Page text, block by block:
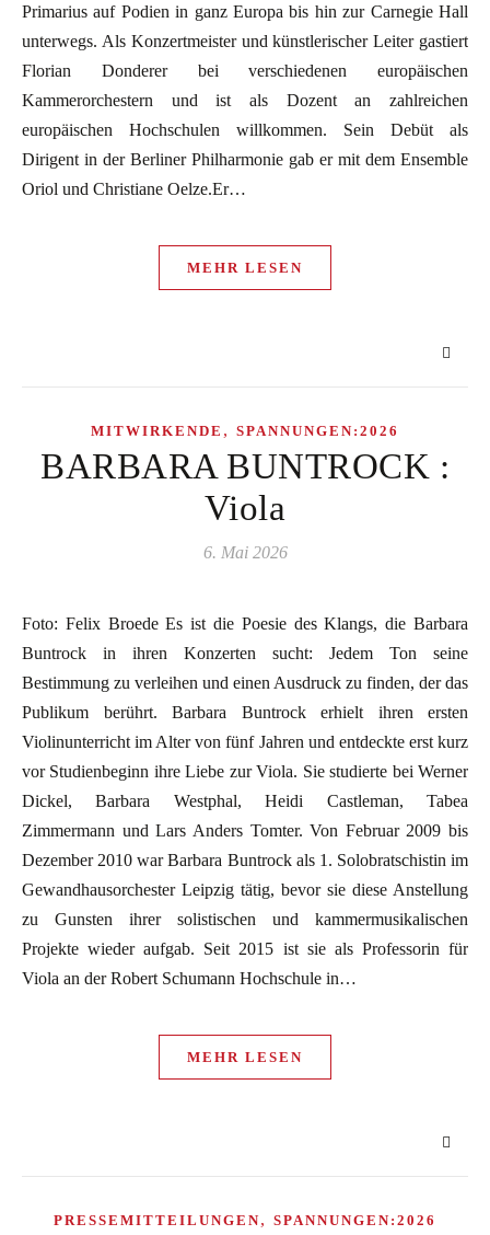
Primarius auf Podien in ganz Europa bis hin zur Carnegie Hall
unterwegs. Als Konzertmeister und künstlerischer Leiter gastiert
Florian Donderer bei verschiedenen europäischen
Kammerorchestern und ist als Dozent an zahlreichen
europäischen Hochschulen willkommen. Sein Debüt als
Dirigent in der Berliner Philharmonie gab er mit dem Ensemble
Oriol und Christiane Oelze.Er…
MEHR LESEN
MITWIRKENDE , SPANNUNGEN:2026
BARBARA BUNTROCK :
Viola
6. Mai 2026
Foto: Felix Broede Es ist die Poesie des Klangs, die Barbara
Buntrock in ihren Konzerten sucht: Jedem Ton seine
Bestimmung zu verleihen und einen Ausdruck zu finden, der das
Publikum berührt. Barbara Buntrock erhielt ihren ersten
Violinunterricht im Alter von fünf Jahren und entdeckte erst kurz
vor Studienbeginn ihre Liebe zur Viola. Sie studierte bei Werner
Dickel, Barbara Westphal, Heidi Castleman, Tabea
Zimmermann und Lars Anders Tomter. Von Februar 2009 bis
Dezember 2010 war Barbara Buntrock als 1. Solobratschistin im
Gewandhausorchester Leipzig tätig, bevor sie diese Anstellung
zu Gunsten ihrer solistischen und kammermusikalischen
Projekte wieder aufgab. Seit 2015 ist sie als Professorin für
Viola an der Robert Schumann Hochschule in…
MEHR LESEN
PRESSEMITTEILUNGEN, SPANNUNGEN:2026